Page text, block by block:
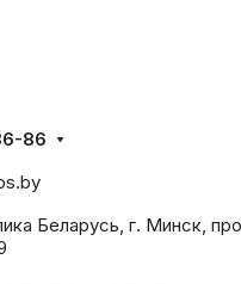
86
Беларусь, г. Минск,